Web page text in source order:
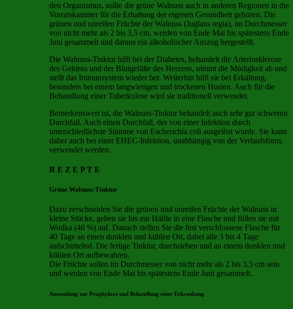
den Organismus, sollte die grüne Walnuss auch in anderen Regionen in die
Vorratskammer für die Erhaltung der eigenen Gesundheit gehören. Die
grünen und unreifen Früchte der Walnuss (Juglans regia), im Durchmesser
von nicht mehr als 2 bis 3,5 cm, werden von Ende Mai bis spätestens Ende
Juni gesammelt und daraus ein alkoholischer Auszug hergestellt.
Die Walnuss-Tinktur hilft bei der Diabetes, behandelt die Arteriosklerose
des Gehirns und der Blutgefäße des Herzens, nimmt die Müdigkeit ab und
stellt das Immunsystem wieder her. Weiterhin hilft sie bei Erkältung,
besonders bei einem langwierigen und trockenen Husten. Auch für die
Behandlung einer Tuberkulose wird sie traditionell verwendet.
Bemerkenswert ist, die Walnuss-Tinktur behandelt auch sehr gut schweren
Durchfall. Auch einen Durchfall, der von einer Infektion durch
unterschiedlichste Stämme von Escherichia coli ausgelöst wurde. Sie kann
daher auch bei einer EHEC-Infektion, unabhängig von der Verlaufsform,
verwendet werden.
R E Z E P T E
Grüne Walnuss-Tinktur
Dazu zerschneiden Sie die grünen und unreifen Früchte der Walnuss in
kleine Stücke, geben sie bis zur Hälfte in eine Flasche und füllen sie mit
Wodka (40 %) auf. Danach stellen Sie die fest verschlossene Flasche für
40 Tage an einen dunklen und kühlen Ort, dabei alle 3 bis 4 Tage
aufschüttelnd. Die fertige Tinktur, durchsieben und an einem dunklen und
kühlen Ort aufbewahren.
Die Früchte sollen im Durchmesser von nicht mehr als 2 bis 3,5 cm sein
und werden von Ende Mai bis spätestens Ende Juni gesammelt.
Anwendung zur Prophylaxe und Behandlung einer Erkrankung